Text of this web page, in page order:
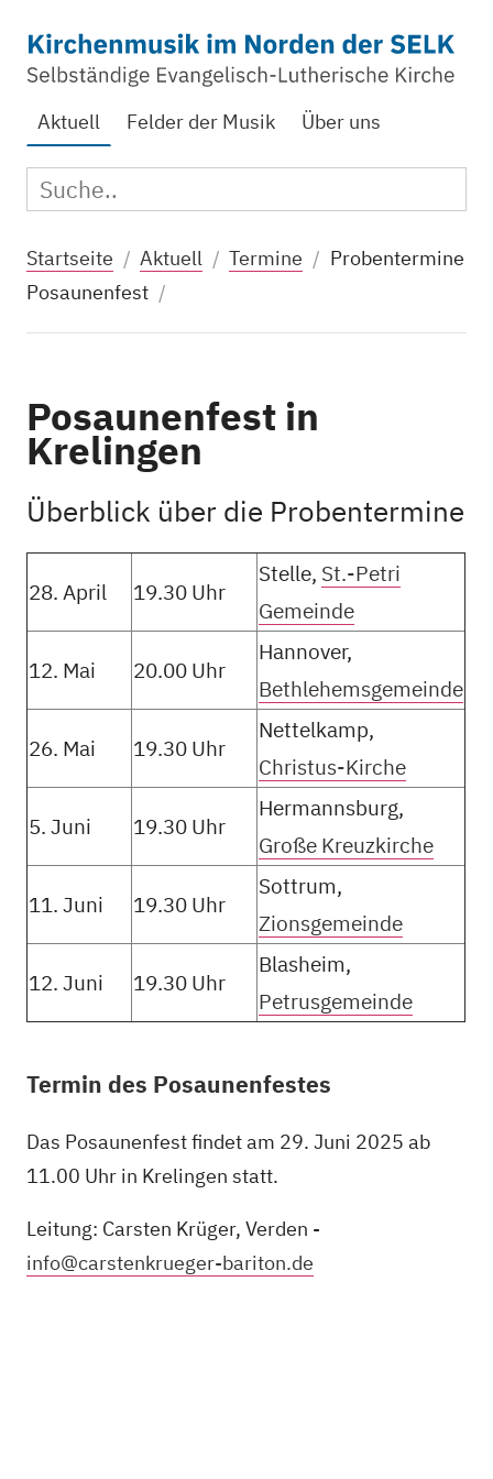
Zum Hauptinhalt springen
Aktuelle Seite:
Aktuell Felder der Musik Über uns
Suche:
Startseite Aktuell Termine
Probentermine
Posaunenfest
Posaunenfest in
Krelingen
Überblick über die Probentermine
28. April 19.30 Uhr
Stelle, St.-Petri
Gemeinde
12. Mai 20.00 Uhr
Hannover,
Bethlehemsgemeinde
26. Mai 19.30 Uhr
Nettelkamp,
Christus-Kirche
5. Juni 19.30 Uhr
Hermannsburg,
Große Kreuzkirche
11. Juni 19.30 Uhr
Sottrum,
Zionsgemeinde
12. Juni 19.30 Uhr
Blasheim,
Petrusgemeinde
Termin des Posaunenfestes
Das Posaunenfest findet am 29. Juni 2025 ab
11.00 Uhr in Krelingen statt.
Leitung: Carsten Krüger, Verden -
info@carstenkrueger-bariton.de